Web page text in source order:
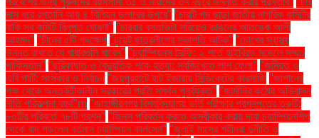
মাস ধরে রপ্তানি আয় ৪ বিলিয়ন ডলারের উপরে" "চারটি পদ ছাড়া জাতীয় নাগরিক কমিটির
বাকি সব কমিটি বিলুপ্ত ঘোষণা" "চারবার বসতভিটা সরিয়েও ভাঙনের আতঙ্কে আলী
আহমদ" "চীনের ৫টি পদক্ষেপ "চুয়েট ছাত্রলীগের সভাপতি আটক" "চোখের স্বাস্থ্য
উন্নত রাখতে যে খাবারগুলি খাবেন" "চ্যাম্পিয়নস ট্রফি: ২ শর্তে হাইব্রিড মডেলে সম্মত
পাকিস্তান" "ছুরিকাঘাত ও বৈদ্যুতিক শকে হত্যা: সবজিখেতে লাশ ফেলা" "জমিয়ত ও
এবি পার্টি: সংস্কার ও নির্বাচন "জয়পুরহাটে হাট ইজারায় সিন্ডিকেটের কারসাজি "জাপানের
পক্ষ থেকে অন্তর্বর্তীকালীন সরকারের প্রতি সমর্থন পুনর্ব্যক্ত" "জার্মানির কঠোর অভিবাসন
নীতি পরিকল্পনা ব্যর্থ"m "জাহাঙ্গীরনগর বিশ্ববিদ্যালয় ভর্তি পরীক্ষার প্রশ্নপত্রে ত্রুটি:
৮০টির পরিবর্তে ৭৮টি প্রশ্ন" "জিনস পরিবর্তন করতে অস্বীকার করায় দাবা চ্যাম্পিয়নশিপ
থেকে বাদ পড়লেন বর্তমান চ্যাম্পিয়ন কার্লসেন" "জুলাই মাসের শহীদরা দুর্নীতি ও